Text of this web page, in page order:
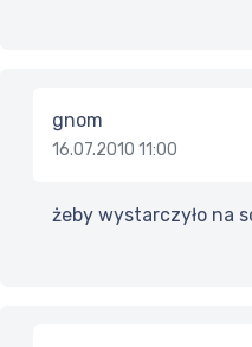
gnom
16.07.2010 11:00
żeby wystarczyło na